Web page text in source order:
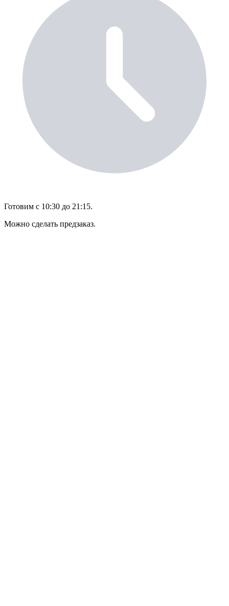
Готовим с 10:30 до 21:15.
Можно сделать предзаказ.